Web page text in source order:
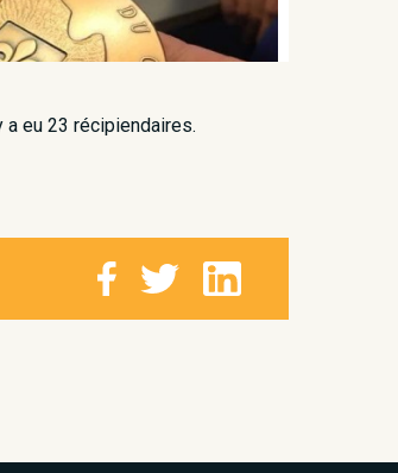
eu 23 récipiendaires.